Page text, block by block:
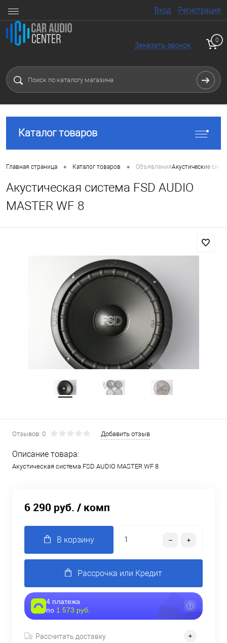
Вход Регистрация
Заказать звонок
0
Каталог товаров
Главная страница • Каталог товаров • ОбъявленияАкустические
Акустическая система FSD AUDIO
MASTER WF 8
Отзывов: 0 Добавить отзыв
Описание товара:
Акустическая система FSD AUDIO MASTER WF 8
6 290 руб. / комп
В корзину
Рассрочка или Кредит
4 платежа
по 1 573 руб.
Рассчитать доставку